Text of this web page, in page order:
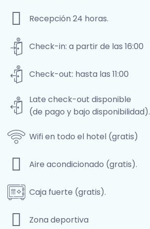
Recepción 24 horas.
Check-in: a partir de las 16:00
Check-out: hasta las 11:00
Late check-out disponible
(de pago y bajo disponibilidad).
Wifi en todo el hotel (gratis)
Aire acondicionado (gratis).
Caja fuerte (gratis).
Zona deportiva